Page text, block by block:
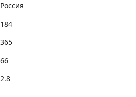
Россия
184
365
66
2.8